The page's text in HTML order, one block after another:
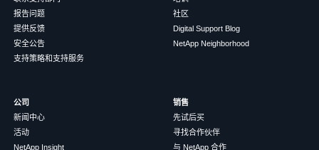
报告问题
提供反馈
安全公告
支持策略和支持服务
社区
Digital Support Blog
NetApp Neighborhood
公司
新闻中心
活动
NetApp Insight
销售
先试后买
寻找合作伙伴
与 NetApp 合作